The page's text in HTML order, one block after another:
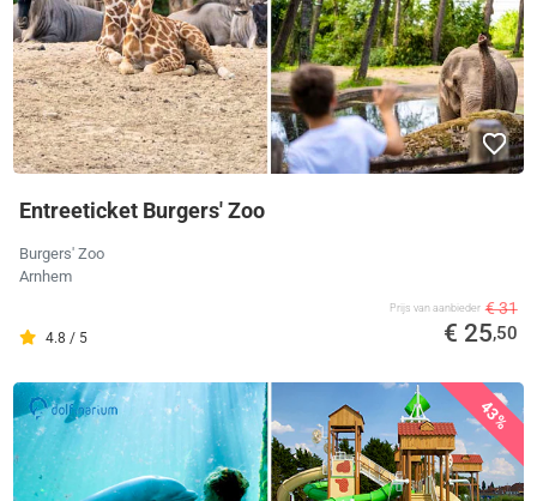
Entreeticket Burgers' Zoo
Burgers' Zoo
Arnhem
4.8 / 5
Prijs van aanbieder € 31
€ 25,50
43%